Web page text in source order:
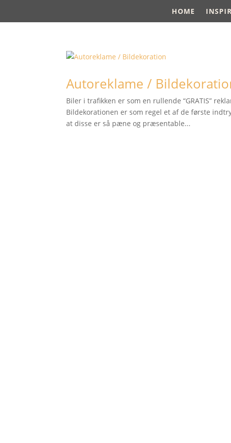
HOME
Autoreklame /
Biler i trafikken er som en rullende “GRATIS”
Bildekorationen er som regel et af de første
at disse er så pæne og præsentable...